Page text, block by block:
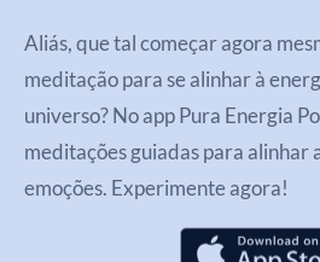
Aliás, que tal começar agora
meditação para se alinhar à
universo? No app Pura Energia
meditações guiadas para alinhar
emoções. Experimente agora!